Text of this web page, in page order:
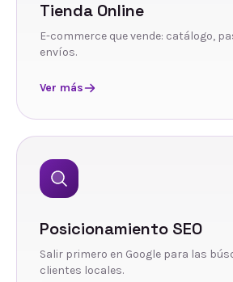
Tienda Online
E-commerce que vende: catálogo,
envíos.
Ver más
Posicionamiento SEO
Salir primero en Google para las
clientes locales.